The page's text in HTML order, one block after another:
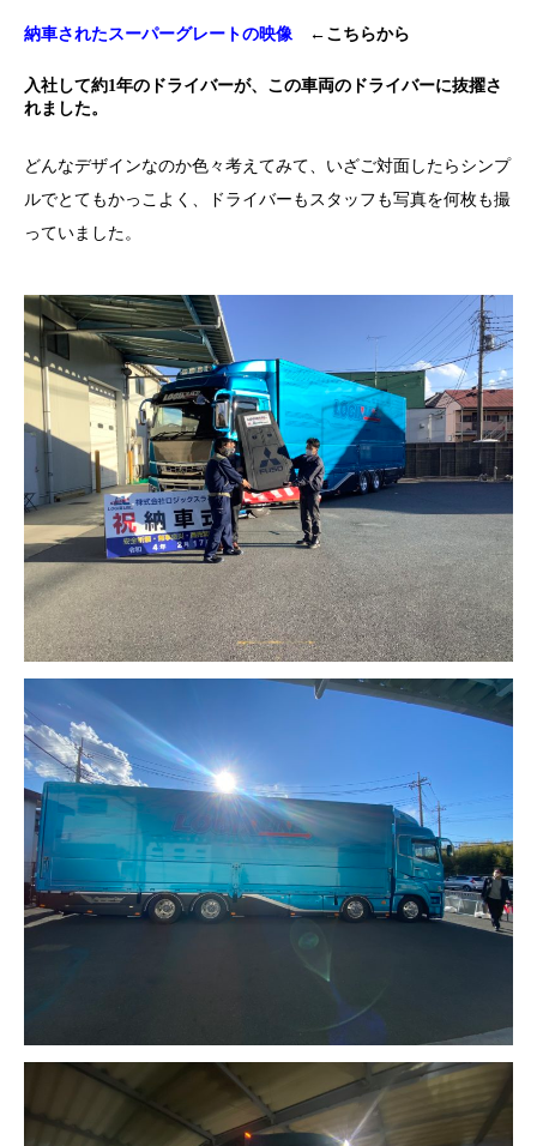
納車されたスーパーグレートの映像 ←こちらから
入社して約1年のドライバーが、この車両のドライバーに抜擢さ
れました。
どんなデザインなのか色々考えてみて、いざご対面したらシンプ
ルでとてもかっこよく、ドライバーもスタッフも写真を何枚も撮
っていました。